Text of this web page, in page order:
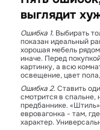
выглядит
Ошибка 1. Выбирать
показан идеальный
хорошая мебель
иначе. Перед
картинку, а всю
освещение, цвет
Ошибка 2. Ставить
смотрится в спальне,
предбаннике.
евровагонка - там,
характер.